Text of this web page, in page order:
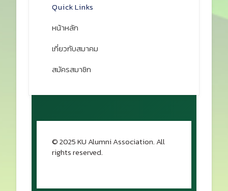
Quick Links
หน้าหลัก
เกี่ยวกับสมาคม
สมัครสมาชิก
© 2025 KU Alumni Association. All
rights reserved.